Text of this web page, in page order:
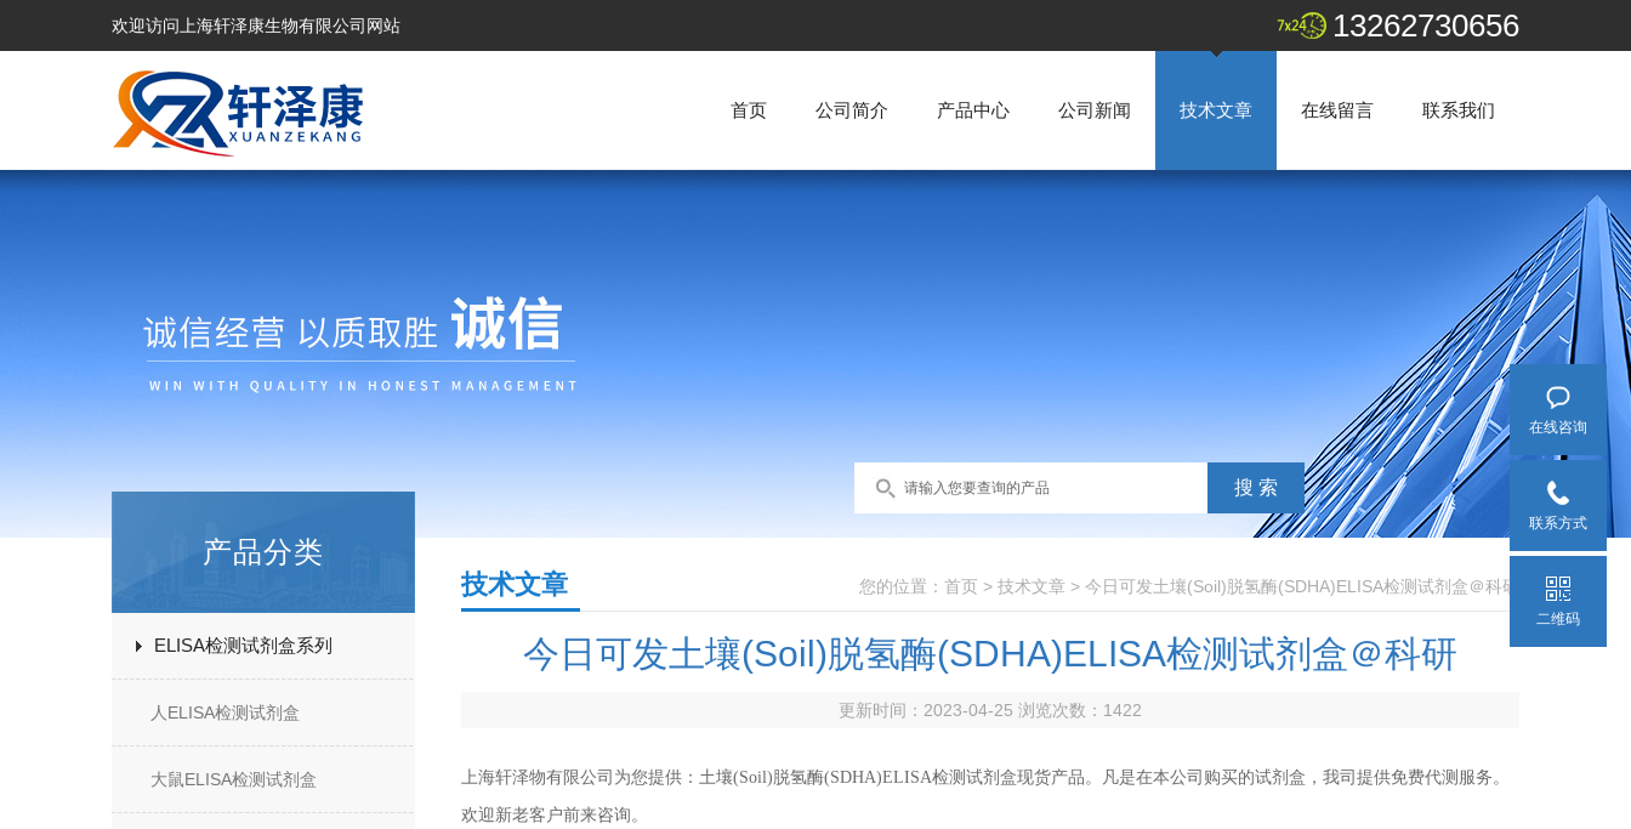
欢迎访问上海轩泽康生物有限公司网站 13262730656
首页 公司简介 产品中心 公司新闻 技术文章 在线留言 联系我们
产品分类
ELISA检测试剂盒系列
人ELISA检测试剂盒
大鼠ELISA检测试剂盒
您的位置： 首页 > 技术文章 > 今日可发土壤(Soil)脱氢酶(SDHA)ELISA检测试剂盒＠科研
技术文章
今日可发土壤(Soil)脱氢酶(SDHA)ELISA检测试剂盒＠科研
更新时间：2023-04-25 浏览次数： 1422
上海轩泽物有限公司为您提供： 土壤(Soil)脱氢酶(SDHA)ELISA检测试剂盒现货产品。凡是在本公司购买的试剂盒，我司提供免费代测服务。
欢迎新老客户前来咨询。
在线咨询
联系方式
二维码